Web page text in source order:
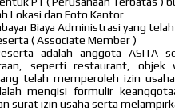
Lokasi dan Foto Kantor
Biaya Administrasi yang
( Associate Member )
adalah anggota ASITA
seperti restaurant, objek
telah memperoleh izin
mengisi formulir
surat izin usaha serta